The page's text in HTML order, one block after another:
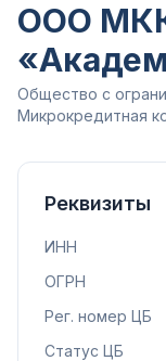
ООО
Общество с
Микрокредитная
Реквизиты
ИНН
ОГРН
Рег. номер ЦБ
Статус ЦБ